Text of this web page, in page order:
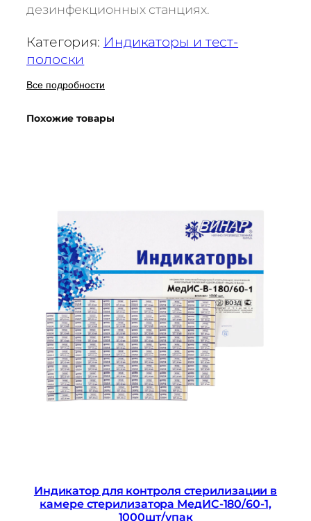
дезинфекционных станциях.
Категория: Индикаторы и тест-
полоски
Все подробности
Похожие товары
Индикатор для контроля стерилизации в
камере стерилизатора МедИС-180/60-1,
1000шт/упак